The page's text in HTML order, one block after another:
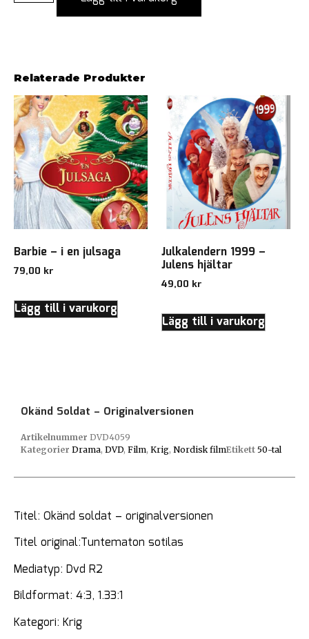
Okänd Soldat – Originalversionen
Artikelnummer DVD4059
Kategorier Drama, DVD, Film, Krig, Nordisk filmEtikett 50-tal
Titel: Okänd soldat – originalversionen
Titel original:Tuntematon sotilas
Mediatyp: Dvd R2
Bildformat: 4:3, 1.33:1
Kategori: Krig
Relaterade Produkter
Barbie – i en julsaga
79,00 kr
Lägg till i varukorg
Julkalendern 1999 –
Julens hjältar
49,00 kr
Lägg till i varukorg